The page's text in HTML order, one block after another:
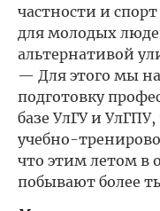
частности и
для молодых
альтернативой
— Для этого мы
подготовку
базе УлГУ и
учебно-
что этим летом в
побывают более